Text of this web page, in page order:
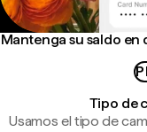
Mantenga su saldo en
Tipo de
Usamos el tipo de